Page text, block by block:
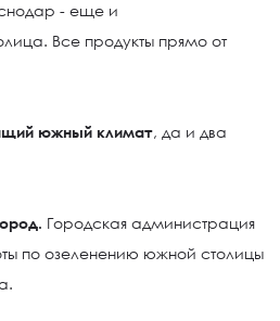
- еще и
Все продукты прямо от
южный климат, да и два
Городская администрация
по озеленению южной столицы